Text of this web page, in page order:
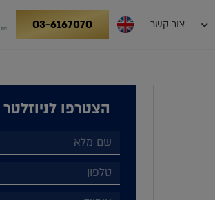
צור קשר 03-6167070
הצטרפו